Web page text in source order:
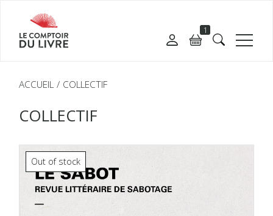
1
ACCUEIL COLLECTIF
COLLECTIF
Out of stock